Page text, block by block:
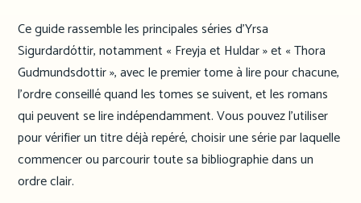
Ce guide rassemble les principales séries d’Yrsa
Sigurdardóttir, notamment « Freyja et Huldar » et « Thora
Gudmundsdottir », avec le premier tome à lire pour chacune,
l’ordre conseillé quand les tomes se suivent, et les romans
qui peuvent se lire indépendamment. Vous pouvez l’utiliser
pour vérifier un titre déjà repéré, choisir une série par laquelle
commencer ou parcourir toute sa bibliographie dans un
ordre clair.